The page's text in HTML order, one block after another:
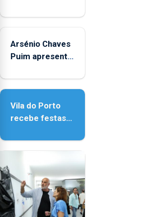
iniciativa
Verão"
Arsénio Chaves
Puim apresenta
Biblioteca de
Vila do Porto
recebe festas
Nossa Senhora